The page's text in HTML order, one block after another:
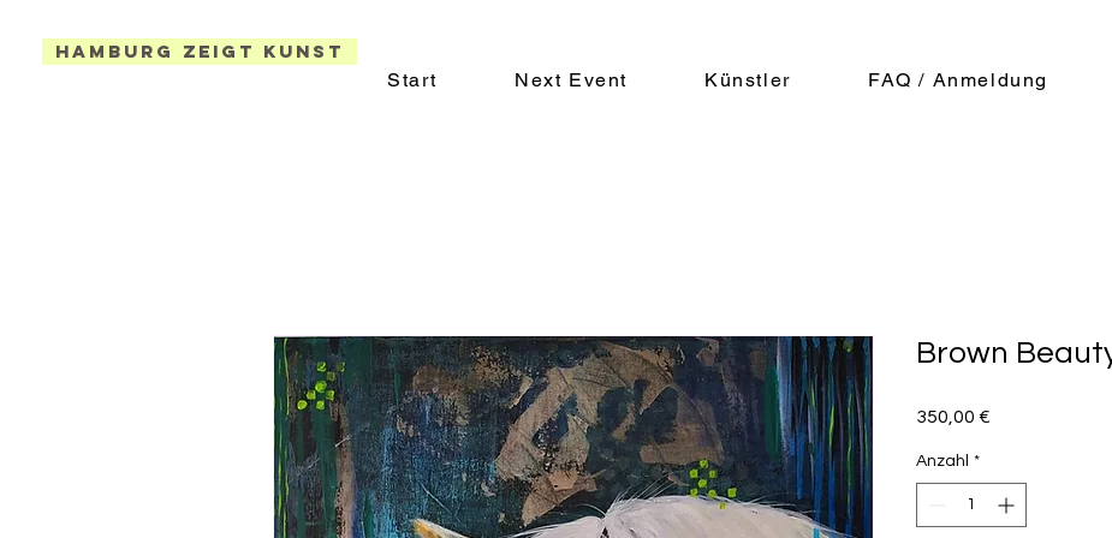
Hamburg zeigt Kunst
Start
Next Event Künstler FAQ / Anmeldung
Brown
350,00 €
Anzahl *